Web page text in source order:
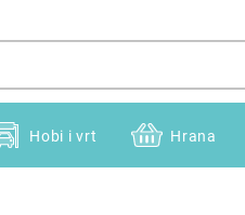
Hobi i vrt Hrana